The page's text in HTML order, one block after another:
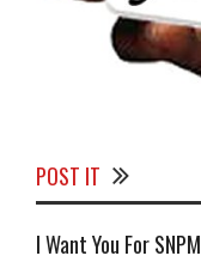
POST IT
I Want You For SNPM